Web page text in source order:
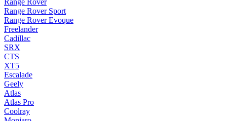
Range Rover
Range Rover Sport
Range Rover Evoque
Freelander
Cadillac
SRX
CTS
XT5
Escalade
Geely
Atlas
Atlas Pro
Coolray